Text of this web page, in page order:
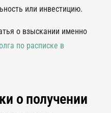
или инвестицию.
о взыскании именно
по расписке в
о получении